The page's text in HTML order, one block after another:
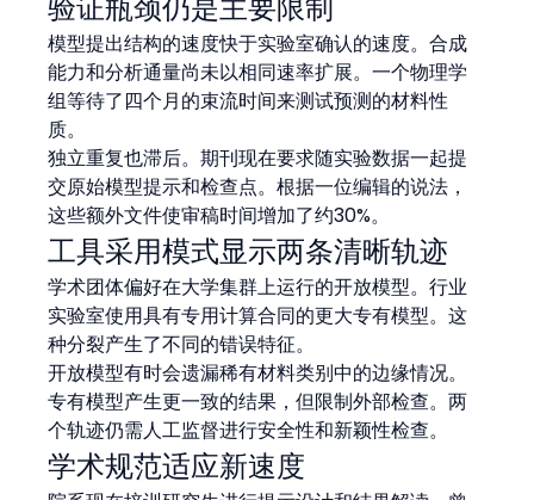
模型提出结构的速度快于实验室确认的速度。合成
能力和分析通量尚未以相同速率扩展。一个物理学
组等待了四个月的束流时间来测试预测的材料性
质。
独立重复也滞后。期刊现在要求随实验数据一起提
交原始模型提示和检查点。根据一位编辑的说法，
这些额外文件使审稿时间增加了约30%。
工具采用模式显示两条清晰轨迹
学术团体偏好在大学集群上运行的开放模型。行业
实验室使用具有专用计算合同的更大专有模型。这
种分裂产生了不同的错误特征。
开放模型有时会遗漏稀有材料类别中的边缘情况。
专有模型产生更一致的结果，但限制外部检查。两
个轨迹仍需人工监督进行安全性和新颖性检查。
学术规范适应新速度